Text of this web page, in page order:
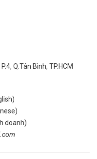
Q.Tân Bình, TP.HCM
doanh)